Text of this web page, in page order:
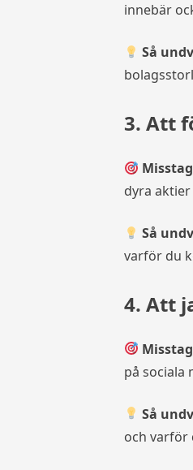
innebär
Så
3. Att
dyra
Så
varför du
4. Att
på sociala
Så
och varför